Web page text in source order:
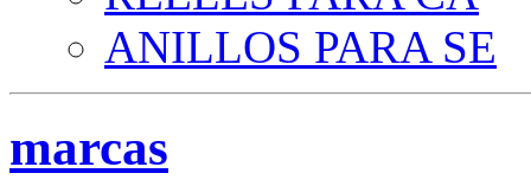
ANILLOS PARA SE
marcas